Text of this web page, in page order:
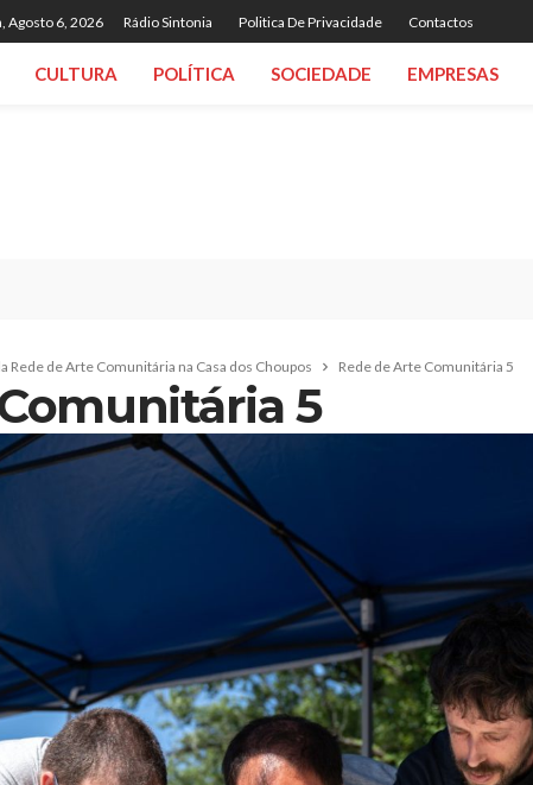
Agosto 6, 2026 Rádio Sintonia Politica De Privacidade Contactos
CULTURA POLÍTICA SOCIEDADE EMPRESAS
Rede de Arte Comunitária na Casa dos Choupos Rede de Arte Comunitária 5
5